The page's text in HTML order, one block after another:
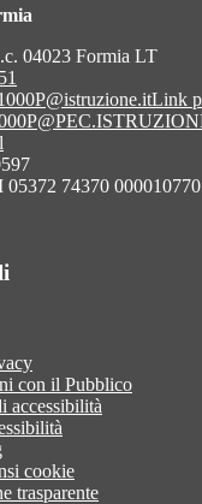
04023 Formia LT
Link
74370
con il Pubblico
accessibilità
cookie
trasparente